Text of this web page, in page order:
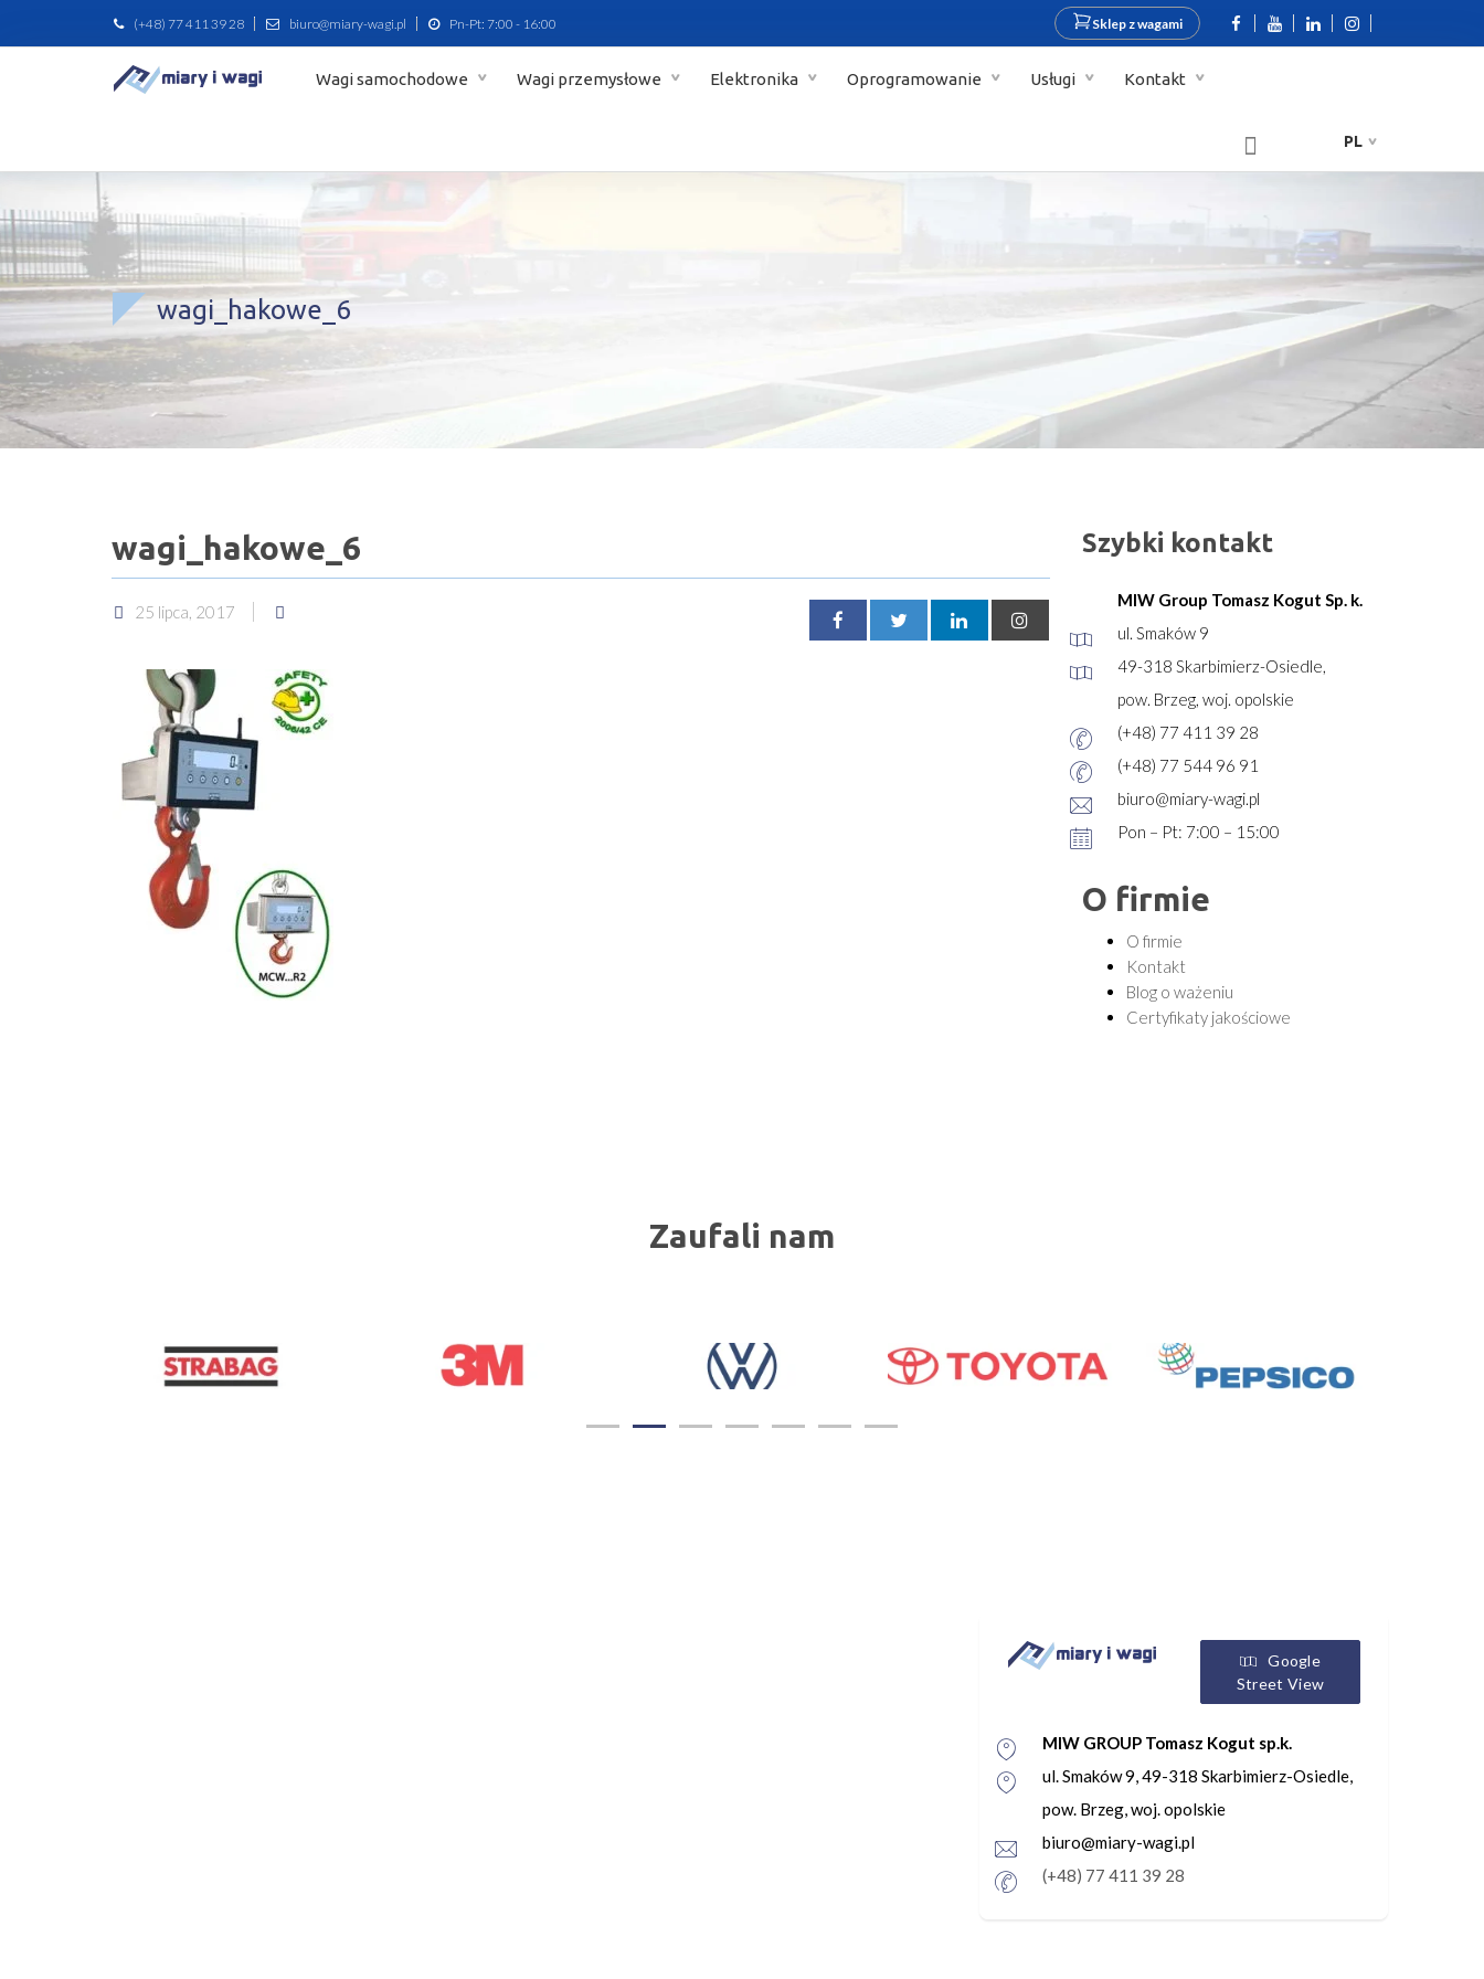
(+48) 77 411 39 28 biuro@miary-wagi.pl Pn-Pt: 7:00 - 16:00 Sklep z wagami
Wagi samochodowe Wagi przemysłowe Elektronika Oprogramowanie Usługi Kontakt
PL
wagi_hakowe_6
wagi_hakowe_6
25 lipca, 2017
Szybki kontakt
MIW Group Tomasz Kogut Sp. k.
ul. Smaków 9
49-318 Skarbimierz-Osiedle,
pow. Brzeg, woj. opolskie
(+48) 77 411 39 28
(+48) 77 544 96 91
biuro@miary-wagi.pl
Pon – Pt: 7:00 – 15:00
O firmie
O firmie
Kontakt
Blog o ważeniu
Certyfikaty jakościowe
Zaufali nam
Google
Street View
MIW GROUP Tomasz Kogut sp.k.
ul. Smaków 9, 49-318 Skarbimierz-Osiedle,
pow. Brzeg, woj. opolskie
biuro@miary-wagi.pl
(+48) 77 411 39 28